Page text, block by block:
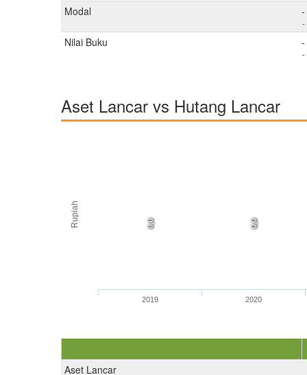
Modal -
-
Nilai Buku -
-
Aset Lancar vs Hutang Lancar
Rupiah 0,0 0,0
0,0 0,0
2019 2020
Aset Lancar